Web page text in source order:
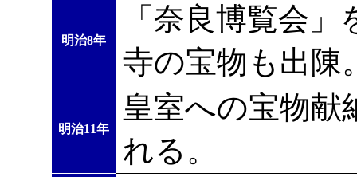
明治8年
「奈良博覧会
寺の宝物も出陳
明治11年
皇室への宝物献
れる。